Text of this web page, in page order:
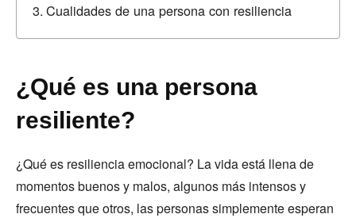
Cualidades de una persona con resiliencia
¿Qué es una persona
resiliente?
¿Qué es resiliencia emocional? La vida está llena de
momentos buenos y malos, algunos más intensos y
frecuentes que otros, las personas simplemente esperan